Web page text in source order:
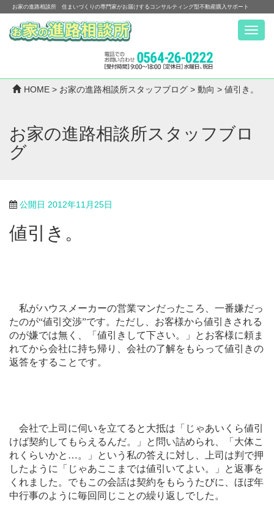
お家の進路相談所 住まいづくりの専門家がお届けするコンサルティング型不動産購入サポート
Menu
HOME > お家の進路相談所スタッフブログ > 動向 > 値引き。
お家の進路相談所スタッフブロ
グ
公開日 2012年11月25日
値引き。
私がハウスメーカーの営業マンだったころ、一番嫌だっ
たのが“値引交渉”です。ただし、お客様から値引きされる
のが嫌では無く、「値引きして下さい。」とお客様に頼ま
れてから会社に持ち帰り、会社の了解をもらって値引きの
返答をすることです。
会社で上司に伺いを立てると大抵は「じゃあいくら値引
けば契約してもらえるんだ。」と問い詰められ、「大体こ
れくらいかと…。」という私の答えに対し、上司は判で押
したように「じゃあここまでは値引いてよい。」と返事を
くれました。でもこの会話は契約をもらうたびに、ほぼ年
中行事のように毎回同じことの繰り返しでした。